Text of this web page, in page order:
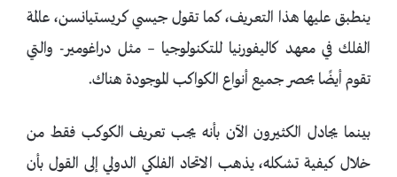
ينطبق عليها هذا التعريف، كما تقول جيسي كريستيانسن، عالمة
الفلك في معهد كاليفورنيا للتكنولوجيا – مثل دراغومير- والتي
تقوم أيضًا بحصر جميع أنواع الكواكب الموجودة هناك.
بينما يجادل الكثيرون الآن بأنه يجب تعريف الكوكب فقط من
خلال كيفية تشكله، يذهب الاتحاد الفلكي الدولي إلى القول بأن